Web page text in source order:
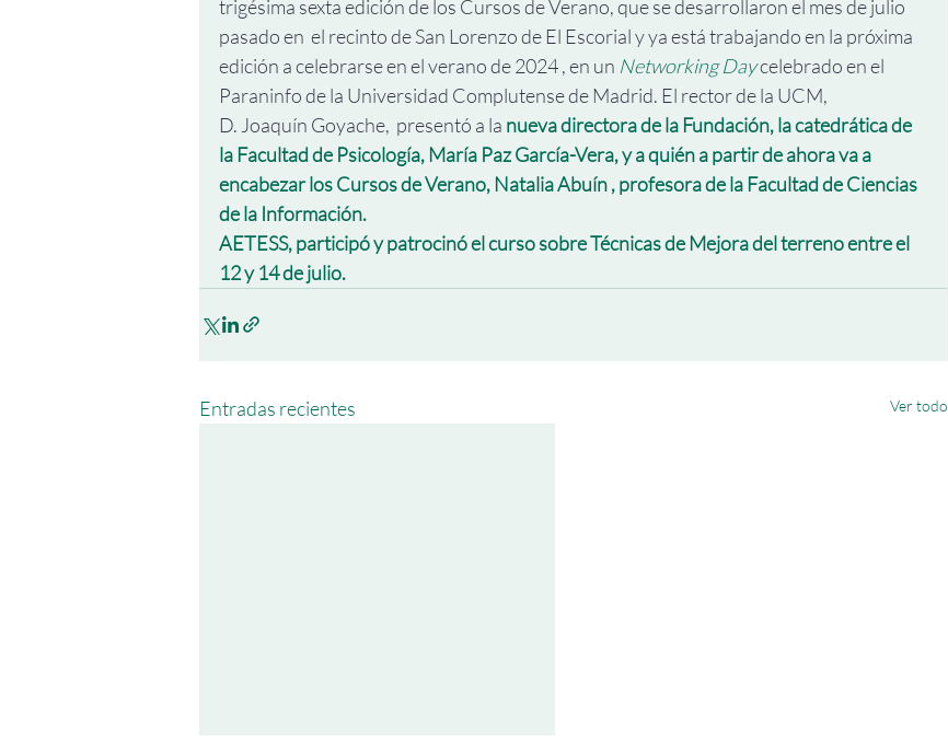
trigésima sexta edición de los Cursos de Verano, que se desarrollaron el mes de julio
pasado en  el recinto de San Lorenzo de El Escorial y ya está trabajando en la próxima
edición a celebrarse en el verano de 2024 , en un Networking Day celebrado en el
Paraninfo de la Universidad Complutense de Madrid. El rector de la UCM,
D. Joaquín Goyache,  presentó a la nueva directora de la Fundación, la catedrática de
la Facultad de Psicología, María Paz García-Vera, y a quién a partir de ahora va a
encabezar los Cursos de Verano, Natalia Abuín , profesora de la Facultad de Ciencias
de la Información.
AETESS, participó y patrocinó el curso sobre Técnicas de Mejora del terreno entre el
12 y 14 de julio.
Entradas recientes Ver todo